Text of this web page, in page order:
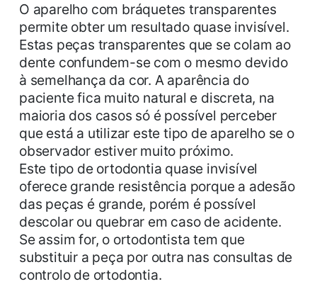
O aparelho com bráquetes transparentes
permite obter um resultado quase invisível.
Estas peças transparentes que se colam ao
dente confundem-se com o mesmo devido
à semelhança da cor. A aparência do
paciente fica muito natural e discreta, na
maioria dos casos só é possível perceber
que está a utilizar este tipo de aparelho se o
observador estiver muito próximo.
Este tipo de ortodontia quase invisível
oferece grande resistência porque a adesão
das peças é grande, porém é possível
descolar ou quebrar em caso de acidente.
Se assim for, o ortodontista tem que
substituir a peça por outra nas consultas de
controlo de ortodontia.